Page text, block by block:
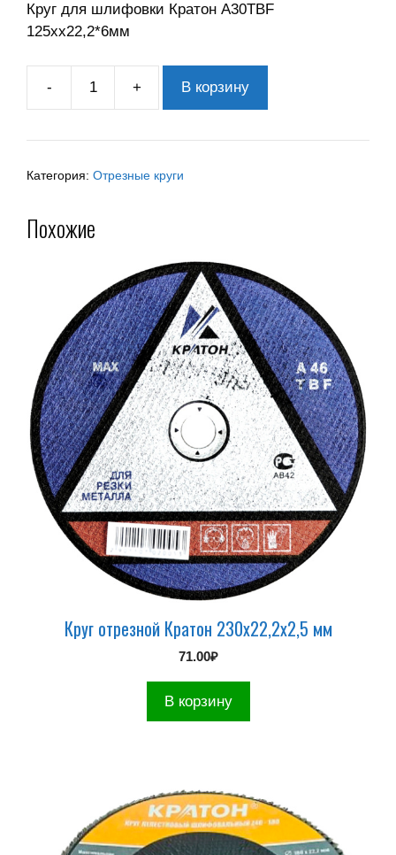
Круг для шлифовки Кратон А30TBF
125хх22,2*6мм
- + В корзину
Категория: Отрезные круги
Похожие
Круг отрезной Кратон 230х22,2х2,5 мм
71.00₽
В корзину